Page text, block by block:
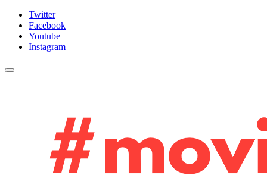
Twitter
Facebook
Youtube
Instagram
Cambiar navegación